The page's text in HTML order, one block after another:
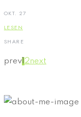
OKT. 27
LESEN
SHARE
prev 2next